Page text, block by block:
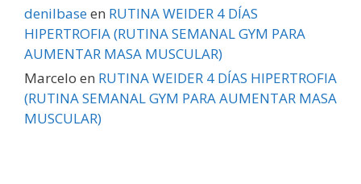
denilbaseen RUTINA WEIDER 4 DÍAS
HIPERTROFIA (RUTINA SEMANAL GYM PARA
AUMENTAR MASA MUSCULAR)
Marcelo en RUTINA WEIDER 4 DÍAS HIPERTROFIA
(RUTINA SEMANAL GYM PARA AUMENTAR MASA
MUSCULAR)